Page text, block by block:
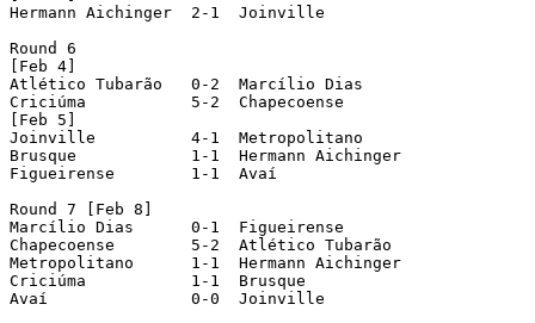
Hermann Aichinger  2-1  Joinville
Round 6
[Feb 4]
Atlético Tubarão   0-2  Marcílio Dias
Criciúma	   5-2  Chapecoense
[Feb 5]
Joinville	   4-1  Metropolitano
Brusque		   1-1  Hermann Aichinger
Figueirense	   1-1  Avaí
Round 7 [Feb 8]
Marcílio Dias	   0-1  Figueirense
Chapecoense	   5-2  Atlético Tubarão
Metropolitano	   1-1  Hermann Aichinger		(played in Jaraguá do Sul)
Criciúma	   1-1  Brusque
Avaí 		   0-0  Joinville